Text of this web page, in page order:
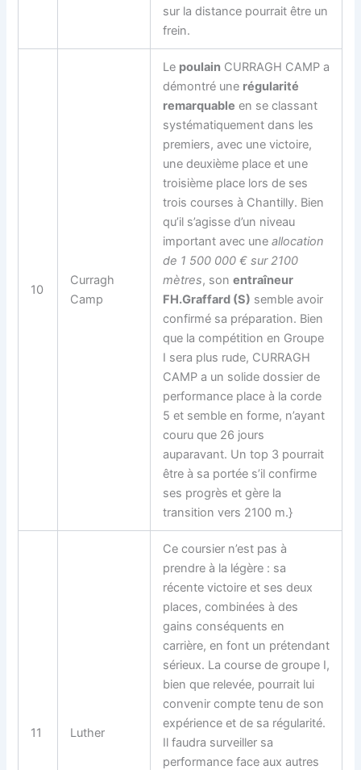
sur la distance pourrait être un
frein.
10
Curragh
Camp
Le poulain CURRAGH CAMP a
démontré une régularité
remarquable en se classant
systématiquement dans les
premiers, avec une victoire,
une deuxième place et une
troisième place lors de ses
trois courses à Chantilly. Bien
qu’il s’agisse d’un niveau
important avec uneallocation
de 1 500 000 € sur 2100
mètres, sonentraîneur
FH.Graffard (S) semble avoir
confirmé sa préparation. Bien
que la compétition en Groupe
I sera plus rude, CURRAGH
CAMP a un solide dossier de
performance place à la corde
5 et semble en forme, n’ayant
couru que 26 jours
auparavant. Un top 3 pourrait
être à sa portée s’il confirme
ses progrès et gère la
transition vers 2100 m.}
11 Luther
Ce coursier n’est pas à
prendre à la légère : sa
récente victoire et ses deux
places, combinées à des
gains conséquents en
carrière, en font un prétendant
sérieux. La course de groupe I,
bien que relevée, pourrait lui
convenir compte tenu de son
expérience et de sa régularité.
Il faudra surveiller sa
performance face aux autres